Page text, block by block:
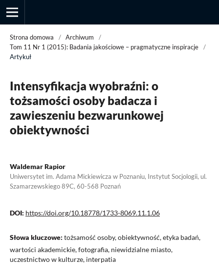
Strona domowa / Archiwum
/
Tom 11 Nr 1 (2015): Badania jakościowe – pragmatyczne inspiracje
/
Artykuł
Intensyfikacja wyobraźni: o
tożsamości osoby badacza i
zawieszeniu bezwarunkowej
obiektywności
Waldemar Rapior
Uniwersytet im. Adama Mickiewicza w Poznaniu, Instytut Socjologii, ul.
Szamarzewskiego 89C, 60-568 Poznań
DOI: https://doi.org/10.18778/1733-8069.11.1.06
Słowa kluczowe: tożsamość osoby, obiektywność, etyka badań,
wartości akademickie, fotografia, niewidzialne miasto,
uczestnictwo w kulturze, interpatia